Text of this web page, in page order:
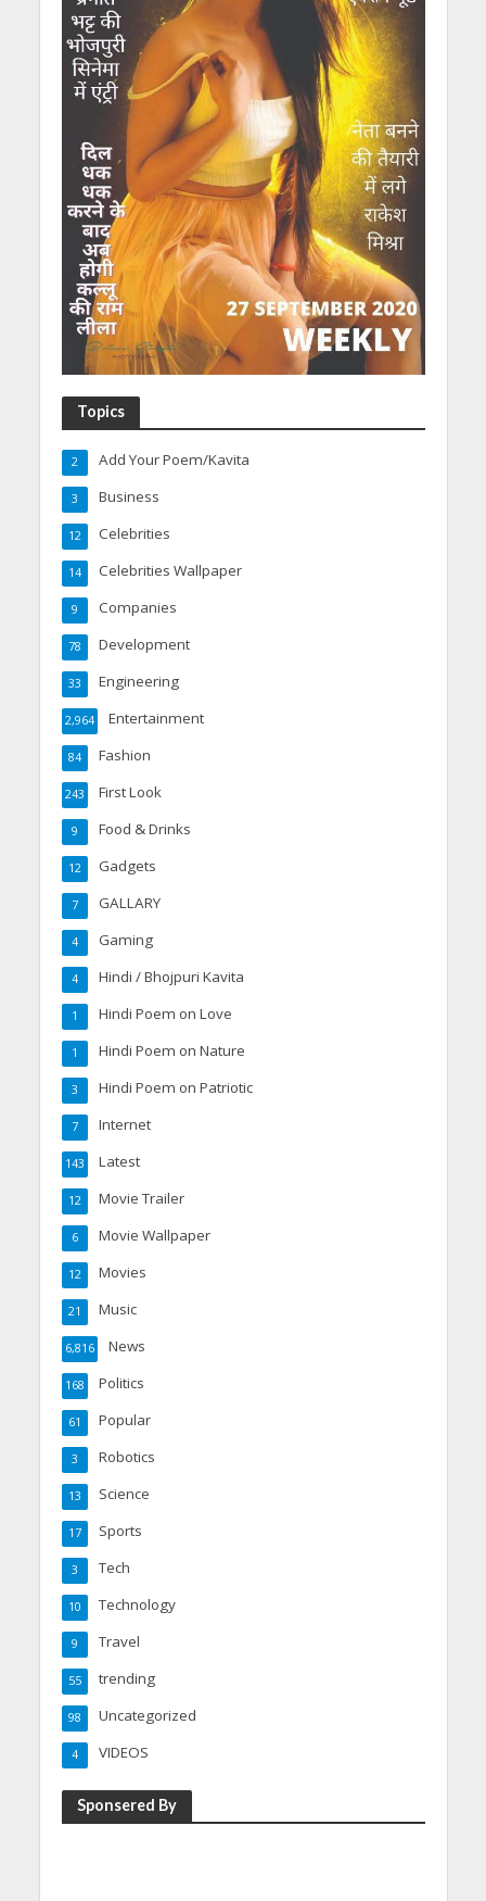
Topics
Add Your Poem/Kavita
2
Business
3
Celebrities
12
Celebrities Wallpaper
14
Companies
9
Development
78
Engineering
33
Entertainment
2,964
Fashion
84
First Look
243
Food & Drinks
9
Gadgets
12
GALLARY
7
Gaming
4
Hindi / Bhojpuri Kavita
4
Hindi Poem on Love
1
Hindi Poem on Nature
1
Hindi Poem on Patriotic
3
Internet
7
Latest
143
Movie Trailer
12
Movie Wallpaper
6
Movies
12
Music
21
News
6,816
Politics
168
Popular
61
Robotics
3
Science
13
Sports
17
Tech
3
Technology
10
Travel
9
trending
55
Uncategorized
98
VIDEOS
4
Sponsered By